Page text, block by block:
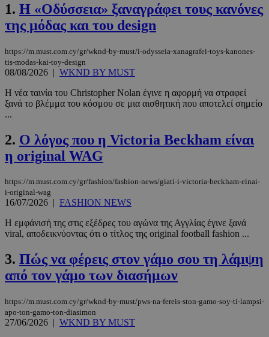
1. Η «Οδύσσεια» ξαναγράφει τους κανόνες
της μόδας και του design
https://m.must.com.cy/gr/wknd-by-must/i-odysseia-xanagrafei-toys-kanones-
tis-modas-kai-toy-design
08/08/2026 | WKND BY MUST
Η νέα ταινία του Christopher Nolan έγινε η αφορμή να στραφεί
ξανά το βλέμμα του κόσμου σε μια αισθητική που αποτελεί σημείο
...
2. Ο λόγος που η Victoria Beckham είναι
η original WAG
https://m.must.com.cy/gr/fashion/fashion-news/giati-i-victoria-beckham-einai-
i-original-wag
16/07/2026 | FASHION NEWS
Η εμφάνισή της στις εξέδρες του αγώνα της Αγγλίας έγινε ξανά
viral, αποδεικνύοντας ότι ο τίτλος της original football fashion ...
3. Πώς να φέρεις στον γάμο σου τη λάμψη
από τον γάμο των διασήμων
https://m.must.com.cy/gr/wknd-by-must/pws-na-fereis-ston-gamo-soy-ti-lampsi-
apo-ton-gamo-ton-diasimon
27/06/2026 | WKND BY MUST